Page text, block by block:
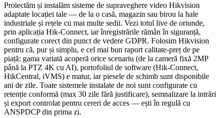
Proiectăm și instalăm sisteme de supraveghere video Hikvision
adaptate locației tale — de la o casă, magazin sau birou la hale
industriale și rețele cu mai multe sedii. Vezi totul live de oriunde,
prin aplicația Hik-Connect, iar înregistrările rămân în siguranță,
configurate corect din punct de vedere GDPR. Folosim Hikvision
pentru că, pur și simplu, e cel mai bun raport calitate-preț de pe
piață: gama variată acoperă orice scenariu (de la cameră fixă 2MP
până la PTZ 4K cu AI), portofoliul de software (Hik-Connect,
HikCentral, iVMS) e matur, iar piesele de schimb sunt disponibile
ani de zile. Toate sistemele instalate de noi sunt configurate cu
retenție conformă (max 30 zile fără justificare), semnalizare la intrări
și export controlat pentru cereri de acces — ești în regulă cu
ANSPDCP din prima zi.